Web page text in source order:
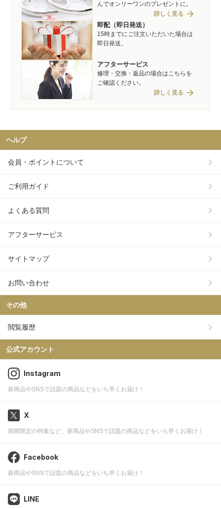
んでオンリーワンのプレゼントに。
詳しく見る arrow_forward
即配（即日発送）
15時までにご注文いただいた場合は
即日発送。
アフターサービス
修理・交換・返品の場合はこちらを
ご確認ください。
詳しく見る arrow_forward
ヘルプ
会員・ポイントについて
ご利用ガイド
よくある質問
アフターサービス
サイトマップ
お問い合わせ
その他
閲覧履歴
公式アカウント
Instagram
新商品やSNSで話題の商品などをいち早くお届け！
X
期間限定の特集など、新商品やSNSで話題の商品などをいち早くお届け！
Facebook
新商品やSNSで話題の商品などをいち早くお届け！
LINE